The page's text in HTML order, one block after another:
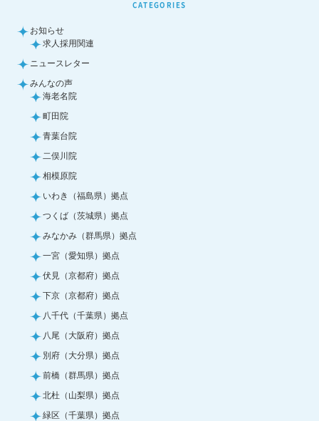
CATEGORIES
お知らせ
求人採用関連
ニュースレター
みんなの声
海老名院
町田院
青葉台院
二俣川院
相模原院
いわき（福島県）拠点
つくば（茨城県）拠点
みなかみ（群馬県）拠点
一宮（愛知県）拠点
伏見（京都府）拠点
下京（京都府）拠点
八千代（千葉県）拠点
八尾（大阪府）拠点
別府（大分県）拠点
前橋（群馬県）拠点
北杜（山梨県）拠点
緑区（千葉県）拠点